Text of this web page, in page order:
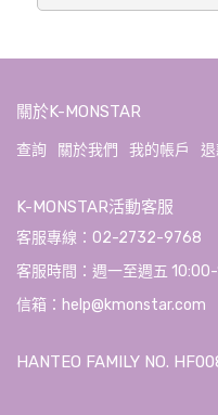
關於K-MONSTAR
查詢 關於我們 我的帳戶
K-MONSTAR活動客服
客服專線：02-2732-9768
客服時間：週一至週五
信箱：help@kmonstar.com
HANTEO FAMILY NO.